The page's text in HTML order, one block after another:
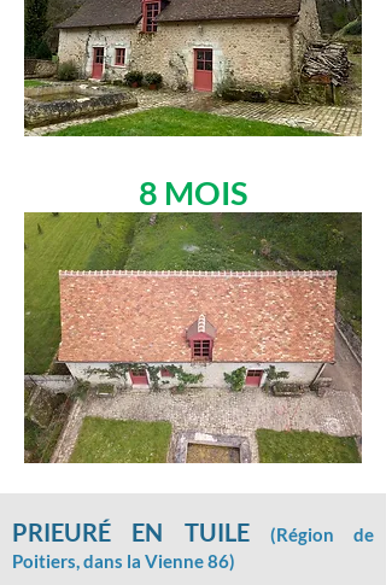
8 MOIS
PRIEURÉ EN TUILE (Région de
Poitiers, dans la Vienne 86)